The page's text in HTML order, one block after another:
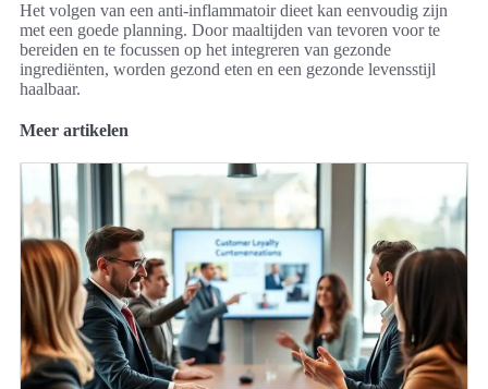
Het volgen van een anti-inflammatoir dieet kan eenvoudig zijn
met een goede planning. Door maaltijden van tevoren voor te
bereiden en te focussen op het integreren van gezonde
ingrediënten, worden gezond eten en een gezonde levensstijl
haalbaar.
Meer artikelen